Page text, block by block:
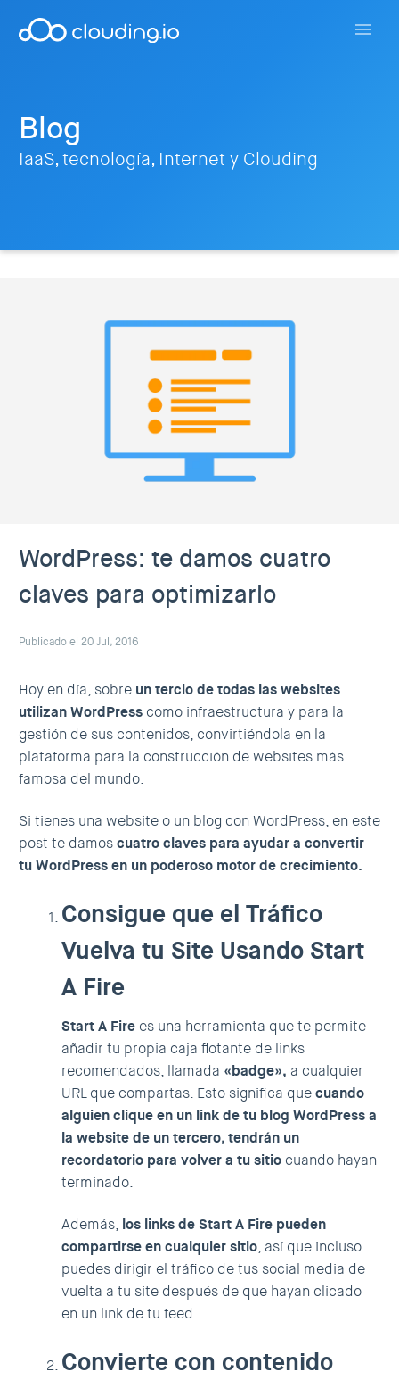
Blog
IaaS, tecnología, Internet y Clouding
WordPress: te damos cuatro
claves para optimizarlo
Publicado el 20 Jul, 2016
Hoy en día, sobre un tercio de todas las websites
utilizan WordPress como infraestructura y para la
gestión de sus contenidos, convirtiéndola en la
plataforma para la construcción de websites más
famosa del mundo.
Si tienes una website o un blog con WordPress, en este
post te damoscuatro claves para ayudar a convertir
tu WordPress en un poderoso motor de crecimiento.
Consigue que el Tráfico
Vuelva tu Site Usando Start
A Fire
Start A Fire es una herramienta que te permite
añadir tu propia caja flotante de links
recomendados, llamada «badge», a cualquier
URL que compartas. Esto significa quecuando
alguien clique en un link de tu blog WordPress a
la website de un tercero, tendrán un
recordatorio para volver a tu sitio cuando hayan
terminado.
Además, los links de Start A Fire pueden
compartirse en cualquier sitio, así que incluso
puedes dirigir el tráfico de tus social media de
vuelta a tu site después de que hayan clicado
en un link de tu feed.
Convierte con contenido